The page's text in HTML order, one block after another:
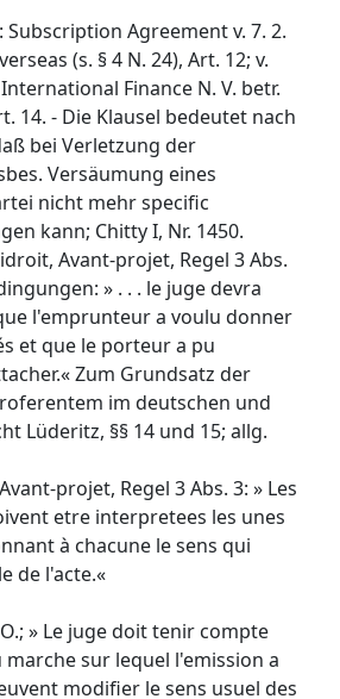
Subscription Agreement v. 7. 2.
(s. § 4 N. 24), Art. 12; v.
Finance N. V. betr.
14. - Die Klausel bedeutet nach
bei Verletzung der
Versäumung eines
nicht mehr specific
kann; Chitty I, Nr. 1450.
Avant-projet, Regel 3 Abs.
» . . . le juge devra
l'emprunteur a voulu donner
et que le porteur a pu
Zum Grundsatz der
im deutschen und
Lüderitz, §§ 14 und 15; allg.
projet, Regel 3 Abs. 3: » Les
etre interpretees les unes
à chacune le sens qui
de l'acte.«
» Le juge doit tenir compte
marche sur lequel l'emission a
modifier le sens usuel des